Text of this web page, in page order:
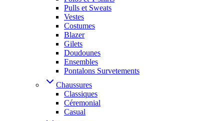
Pulls et Sweats
Vestes
Costumes
Blazer
Gilets
Doudounes
Ensembles
Pontalons Survetements
Chaussures
Classiques
Céremonial
Casual